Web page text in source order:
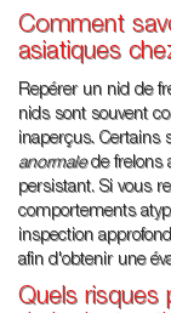
Comment
asiatiques
Repérer un nid de
nids sont souvent
inaperçus. Certains
anormalede frelons
persistant. Si vous
comportements
inspection
afin d'obtenir une
Quels risques